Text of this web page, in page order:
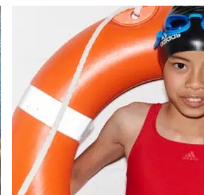
a aprender a nadar con
Sea lo que sea que estés
de Natación de Sports Direct.